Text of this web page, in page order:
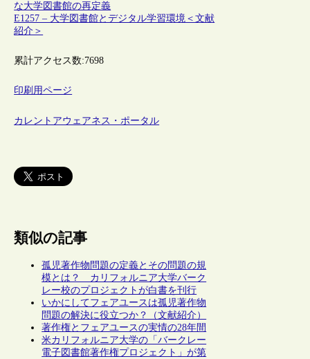
な大学図書館の再定義
E1257 – 大学図書館とデジタル学習環境＜文献
紹介＞
累計アクセス数:7698
印刷用ページ
カレントアウェアネス・ポータル
類似の記事
孤児著作物問題の定義とその問題の規
模とは？ カリフォルニア大学バーク
レー校のプロジェクトが白書を刊行
いかにしてフェアユースは孤児著作物
問題の解決に役立つか？（文献紹介）
著作権とフェアユースの実情の28年間
米カリフォルニア大学の「バークレー
電子図書館著作権プロジェクト」が第